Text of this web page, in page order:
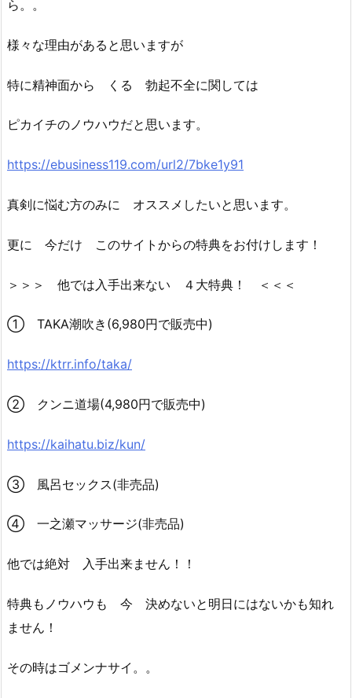
ら。。
様々な理由があると思いますが
特に精神面から くる 勃起不全に関しては
ピカイチのノウハウだと思います。
https://ebusiness119.com/url2/7bke1y91
真剣に悩む方のみに オススメしたいと思います。
更に 今だけ このサイトからの特典をお付けします！
＞＞＞ 他では入手出来ない ４大特典！ ＜＜＜
① TAKA潮吹き(6,980円で販売中)
https://ktrr.info/taka/
② クンニ道場(4,980円で販売中)
https://kaihatu.biz/kun/
③ 風呂セックス(非売品)
④ 一之瀬マッサージ(非売品)
他では絶対 入手出来ません！！
特典もノウハウも 今 決めないと明日にはないかも知れ
ません！
その時はゴメンナサイ。。